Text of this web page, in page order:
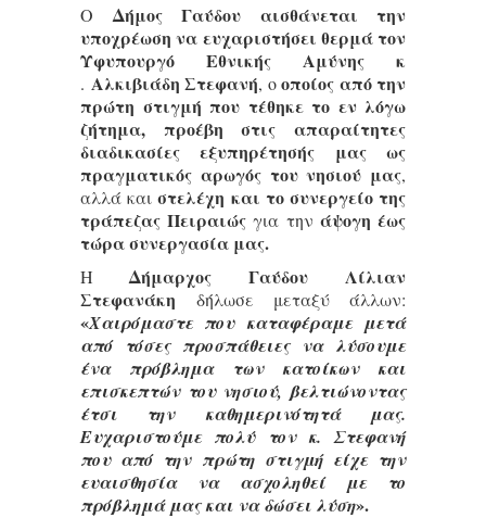
Ο Δήμος Γαύδου αισθάνεται την
υποχρέωση να ευχαριστήσει θερμά τον
Υφυπουργό Εθνικής Αμύνης κ
. Αλκιβιάδη Στεφανή, οοποίος από την
πρώτη στιγμή που τέθηκε το εν λόγω
ζήτημα, προέβη στις απαραίτητες
διαδικασίες εξυπηρέτησής μας ως
πραγματικός αρωγός του νησιού μας,
αλλά και στελέχη και το συνεργείο της
τράπεζας Πειραιώς για την άψογη έως
τώρα συνεργασία μας.
Η Δήμαρχος Γαύδου
Λίλιαν
Στεφανάκη δήλωσε μεταξύ άλλων:
«Χαιρόμαστε που καταφέραμε μετά
από τόσες προσπάθειες να λύσουμε
ένα πρόβλημα των κατοίκων και
επισκεπτών του νησιού, βελτιώνοντας
έτσι την καθημερινότητά μας.
Ευχαριστούμε πολύ τον κ. Στεφανή
που από την πρώτη στιγμή είχε την
ευαισθησία να ασχοληθεί με το
πρόβλημά μας και να δώσει λύση».